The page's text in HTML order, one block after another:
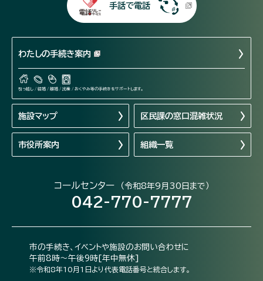
手話で電話
わたしの手続き案内
引っ越し / 結婚 / 離婚 / 出産 / おくやみ等の手続きをサポートします。
施設マップ 区民課の窓口混雑状況
市役所案内 組織一覧
コールセンター （令和8年9月30日まで）
042-770-7777
市の手続き、イベントや施設のお問い合わせに
午前8時～午後9時[年中無休]
※令和8年10月1日より代表電話番号と統合します。